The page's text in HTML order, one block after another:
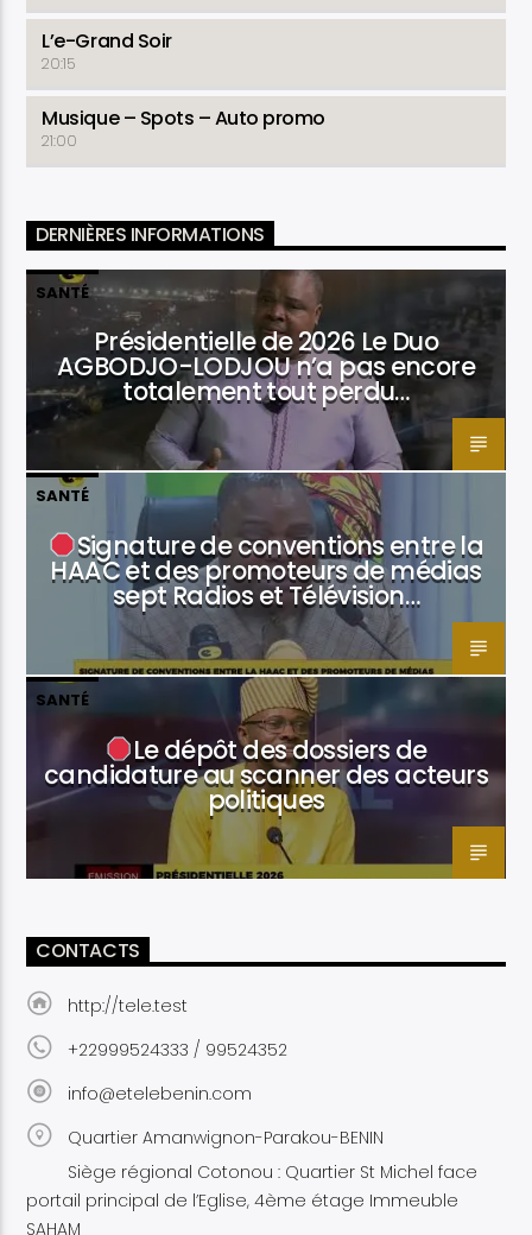
L’e-Grand Soir
20:15
Musique – Spots – Auto promo
21:00
DERNIÈRES INFORMATIONS
SANTÉ
Présidentielle de 2026 Le Duo
AGBODJO-LODJOU n’a pas encore
totalement tout perdu…
SANTÉ
Signature de conventions entre la
HAAC et des promoteurs de médias
sept Radios et Télévision…
SANTÉ
Le dépôt des dossiers de
candidature au scanner des acteurs
politiques
CONTACTS
http://tele.test
+22999524333 / 99524352
info@etelebenin.com
Quartier Amanwignon-Parakou-BENIN
Siège régional Cotonou : Quartier St Michel face
portail principal de l’Eglise, 4ème étage Immeuble
SAHAM